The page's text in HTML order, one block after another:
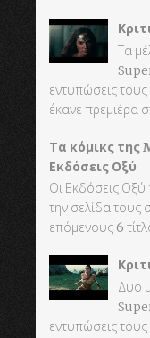
Τα
εντυπώσεις
έκανε πρεμιέρα
Τα κόμικς της
Εκδόσεις Οξύ
Οι Εκδόσεις Οξύ
την σελίδα
επόμενους 6
Δυο
εντυπώσεις